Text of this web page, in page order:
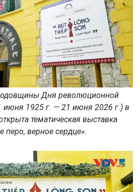
Дня революционной
июня 1925 г. — 21 июня 2026 г.) в
тематическая выставка
перо, верное сердце».